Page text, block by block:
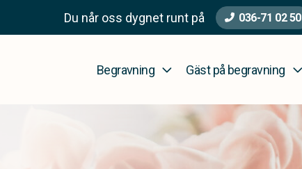
Du når oss dygnet runt på 036-71 02 50
Begravning Gäst på begravning